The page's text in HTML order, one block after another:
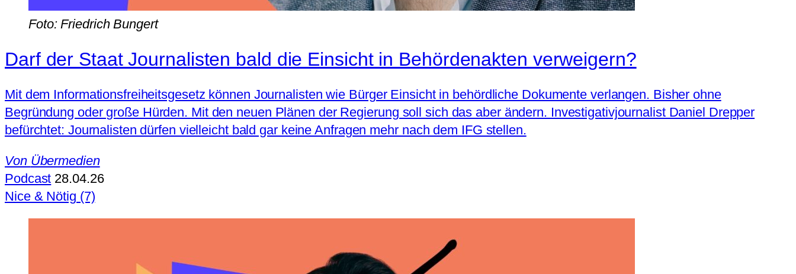
Foto: Friedrich Bungert
Darf der Staat Journalisten bald die Einsicht in Behördenakten verweigern?
Mit dem Informationsfreiheitsgesetz können Journalisten wie Bürger Einsicht in behördliche Dokumente verlangen. Bisher ohne
Begründung oder große Hürden. Mit den neuen Plänen der Regierung soll sich das aber ändern. Investigativjournalist Daniel Drepper
befürchtet: Journalisten dürfen vielleicht bald gar keine Anfragen mehr nach dem IFG stellen.
Von Übermedien
Podcast 28.04.26
Nice & Nötig (7)